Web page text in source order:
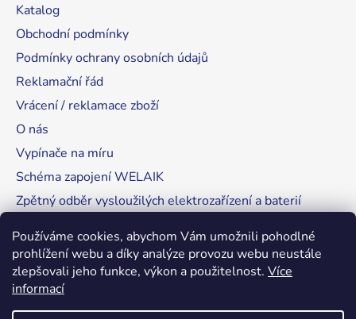
Používáme cookies, abychom Vám umožnili pohodlné
prohlížení webu a díky analýze provozu webu neustále
zlepšovali jeho funkce, výkon a použitelnost. Více
informací
Katalog
Obchodní podmínky
Podmínky ochrany osobních údajů
Reklamační řád
Vrácení / reklamace zboží
O nás
Vypínače na míru
Schéma zapojení WELAIK
Zpětný odběr vysloužilých elektrozařízení a baterií
RozsvítímeSvět.cz